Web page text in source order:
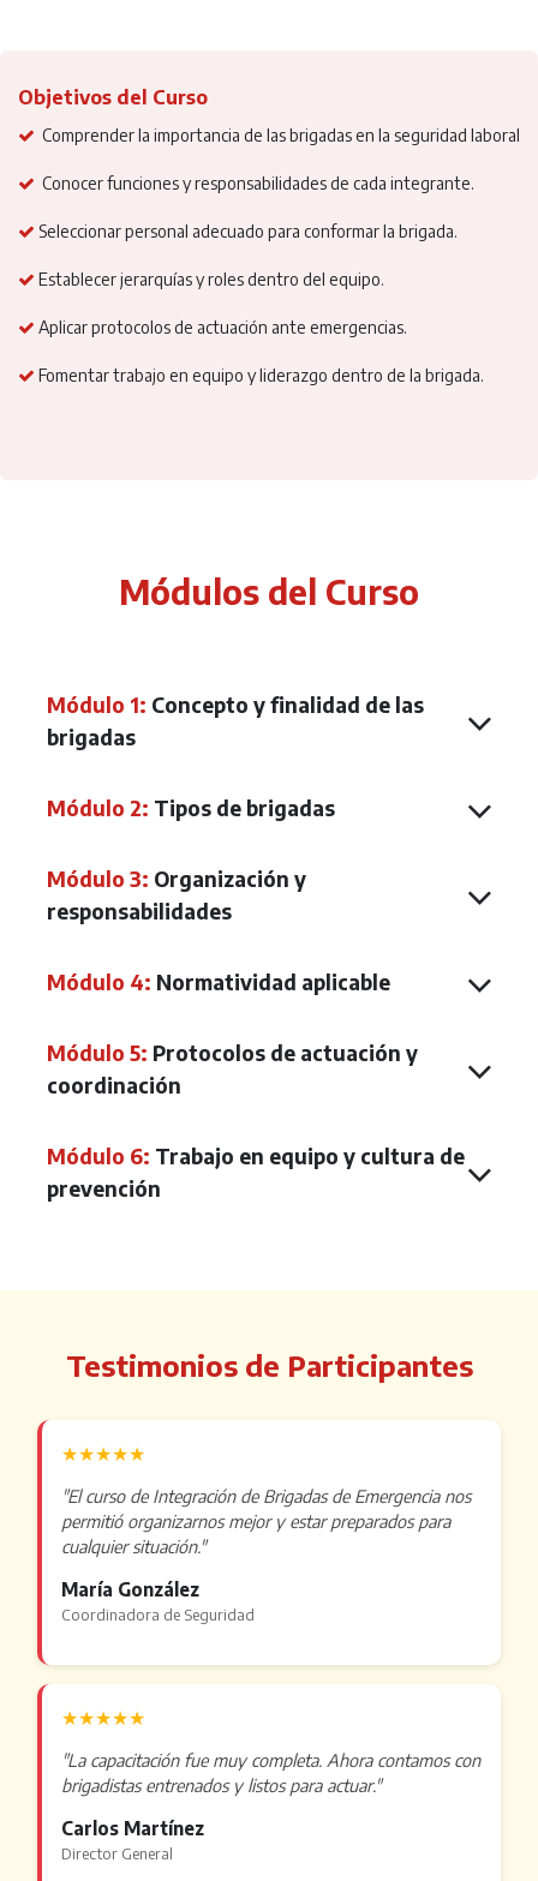
Objetivos del Curso
Comprender la importancia de las brigadas en la seguridad laboral
Conocer funciones y responsabilidades de cada integrante.
Seleccionar personal adecuado para conformar la brigada.
Establecer jerarquías y roles dentro del equipo.
Aplicar protocolos de actuación ante emergencias.
Fomentar trabajo en equipo y liderazgo dentro de la brigada.
Módulos del Curso​
Módulo 1: Concepto y finalidad de las
Módulo 2: Tipos de brigadas
Módulo 3: Organización y
responsabilidades
Módulo 4: Normatividad aplicable
Módulo 5: Protocolos de actuación y
coordinación
Módulo 6: Trabajo en equipo y cultura de
Testimonios de Participantes
★★★★★
"El curso de Integración de Brigadas de Emergencia nos
permitió organizarnos mejor y estar preparados para
cualquier situación."
María González
Coordinadora de Seguridad
★★★★★
"La capacitación fue muy completa. Ahora contamos con
brigadistas entrenados y listos para actuar."
Carlos Martínez
Director General